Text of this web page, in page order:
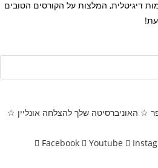
דיגיטלית, המלצות על הקורסים הטובים
Facebook Youtube